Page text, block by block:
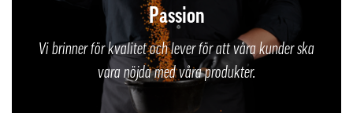
Passion
Vi brinner för kvalitet och lever för att våra kunder ska
vara nöjda med våra produkter.